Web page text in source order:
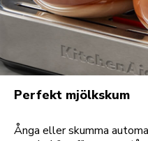
Perfekt mjölkskum
Ånga eller skumma